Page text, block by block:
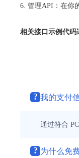
管理API：在你
相关接口示例代码
? 我的支付
通过符合
? 为什么免